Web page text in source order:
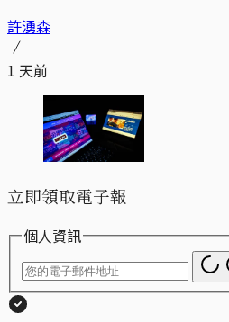
許湧森
1 天前
立即領取電子報
個人資訊